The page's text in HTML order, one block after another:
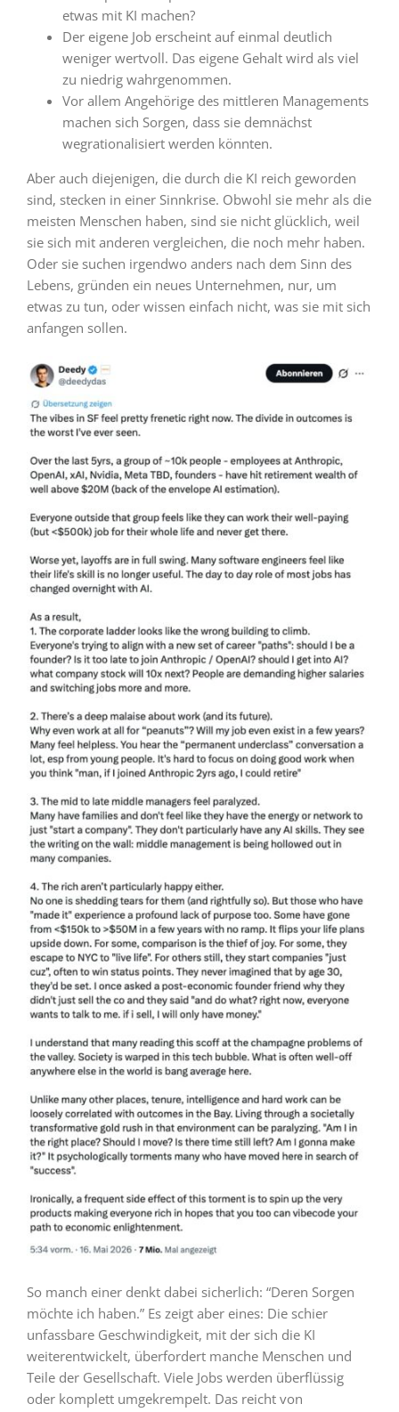
etwas mit KI machen?
Der eigene Job erscheint auf einmal deutlich
weniger wertvoll. Das eigene Gehalt wird als viel
zu niedrig wahrgenommen.
Vor allem Angehörige des mittleren Managements
machen sich Sorgen, dass sie demnächst
wegrationalisiert werden könnten.
Aber auch diejenigen, die durch die KI reich geworden
sind, stecken in einer Sinnkrise. Obwohl sie mehr als die
meisten Menschen haben, sind sie nicht glücklich, weil
sie sich mit anderen vergleichen, die noch mehr haben.
Oder sie suchen irgendwo anders nach dem Sinn des
Lebens, gründen ein neues Unternehmen, nur, um
etwas zu tun, oder wissen einfach nicht, was sie mit sich
anfangen sollen.
So manch einer denkt dabei sicherlich: “Deren Sorgen
möchte ich haben.” Es zeigt aber eines: Die schier
unfassbare Geschwindigkeit, mit der sich die KI
weiterentwickelt, überfordert manche Menschen und
Teile der Gesellschaft. Viele Jobs werden überflüssig
oder komplett umgekrempelt. Das reicht von